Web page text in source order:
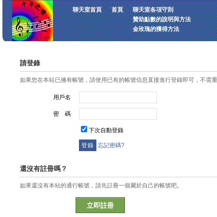
聊天室首頁 首頁
聊天室各項守則
贊助點數的說明與方法
金玫瑰的獲得方法
請登錄
如果您在本站已擁有帳號，請使用已有的帳號信息直接進行登錄即可，不需
用戶名
密 碼
下次自動登錄
忘記密碼?
還沒有註冊嗎？
如果還沒有本站的通行帳號，請先註冊一個屬於自己的帳號吧。
立即註冊